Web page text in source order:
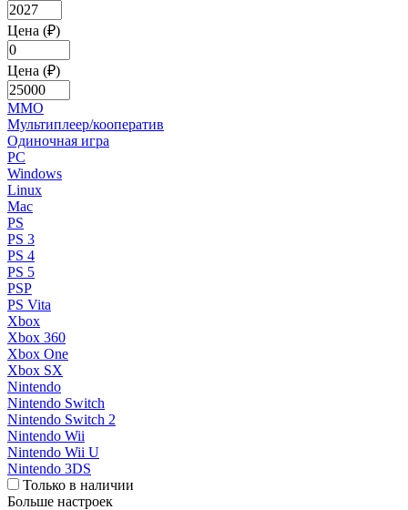
Цена (₽)
Цена (₽)
MMO
Мультиплеер/кооператив
Одиночная игра
PC
Windows
Linux
Mac
PS
PS 3
PS 4
PS 5
PSP
PS Vita
Xbox
Xbox 360
Xbox One
Xbox SX
Nintendo
Nintendo Switch
Nintendo Switch 2
Nintendo Wii
Nintendo Wii U
Nintendo 3DS
Только в наличии
Больше настроек